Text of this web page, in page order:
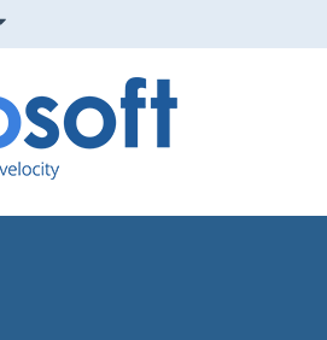
de Mostrar submenú